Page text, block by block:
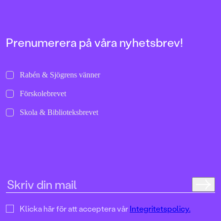
Prenumerera på våra nyhetsbrev!
Rabén & Sjögrens vänner
Förskolebrevet
Skola & Biblioteksbrevet
Klicka här för att acceptera vårIntegritetspolicy.